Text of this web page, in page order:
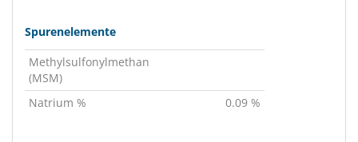
Spurenelemente
Methylsulfonylmethan
(MSM)
Natrium %
0.09 %